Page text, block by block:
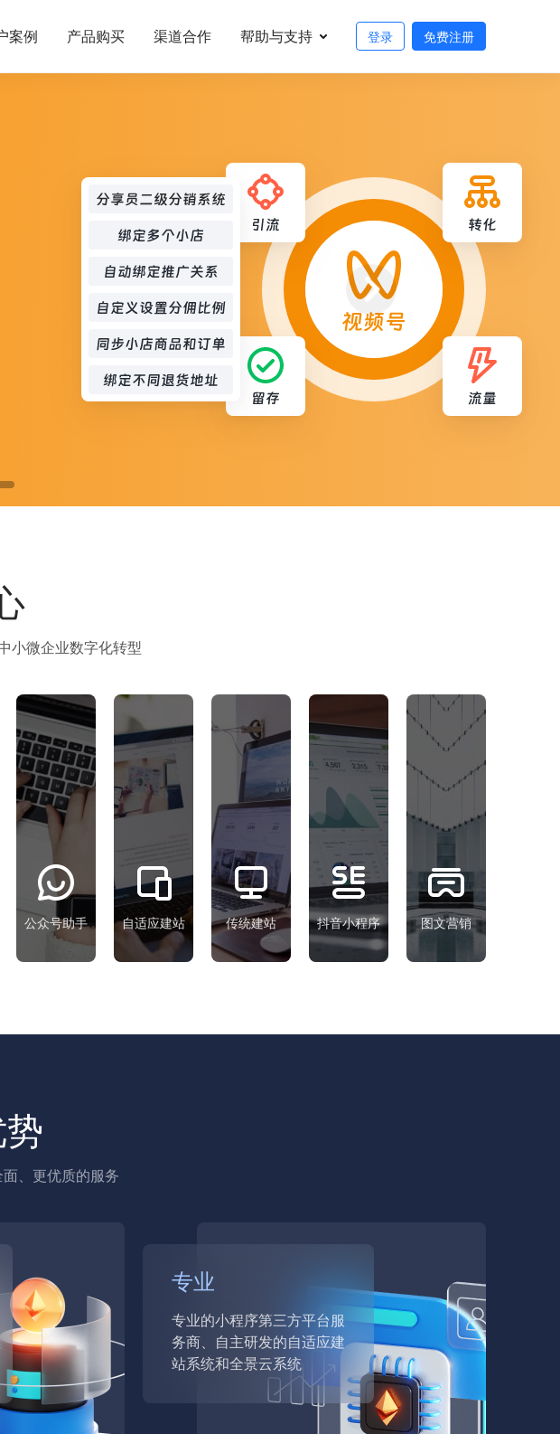
案例 产品购买 渠道合作 帮助与支持 登录 免费注册
小微企业数字化转型
统
公众号助手
号助手
480
自适应建站
自适应建站
阿里
云架
构，
稳
定、
访问
快速
支持
优化
传统建站
传统建站
双主
机机
与否
自由
选择
功能
全面
理系
抖音小程序
抖音小程序快速搭建
抖音
小程
序快
速搭
建、
营销
获客
能力
构
收录
标准版： 1680
图文营销
AI视频获客
一个图文
或视频可
以通过多
个抖音号
发布，不
同抖音号
可选择不
标准版： 2680
、更优质的服务
专业
专业的小程序第三方平台服
务商、自主研发的自适应建
站系统和全景云系统